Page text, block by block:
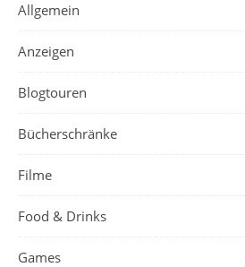
Allgemein
Anzeigen
Blogtouren
Bücherschränke
Filme
Food & Drinks
Games